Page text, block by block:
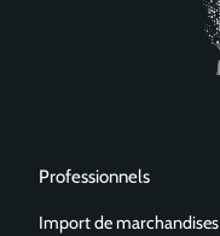
Professionnels
Import de marchandises